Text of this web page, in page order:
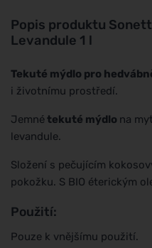
Popis produktu
Levandule 1 l
Tekuté mýdlo pro
i životnímu prostředí.
Jemnétekuté mýdlo na
levandule.
Složení s pečujícím
pokožku. S BIO éterickým
Použití:
Pouze k vnějšímu použití.